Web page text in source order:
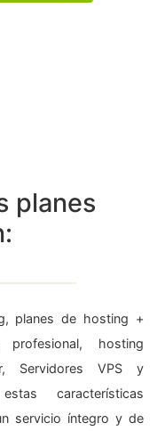
planes
planes de hosting +
hosting
Servidores VPS y
características
servicio íntegro y de